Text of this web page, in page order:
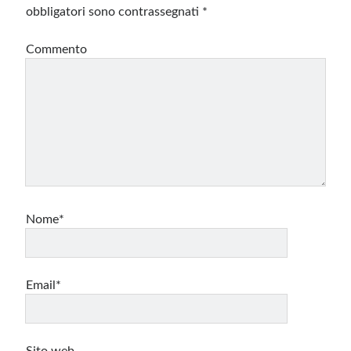
obbligatori sono contrassegnati *
Commento
Nome*
Email*